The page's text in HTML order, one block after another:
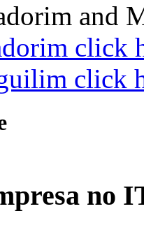
and
click
click
no